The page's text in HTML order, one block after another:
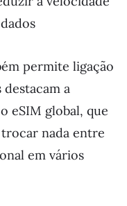
permite ligação
destacam a
eSIM global, que
nada entre
em vários